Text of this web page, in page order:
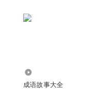
成语故事大全